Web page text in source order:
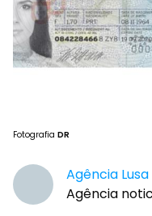
Fotografia DR
Agência Lusa
Agência